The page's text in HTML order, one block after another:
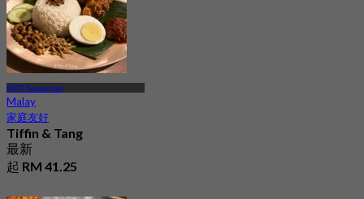
MRT Semantan
Malay
家庭友好
Tiffin & Tang
最新
起 RM 41.25